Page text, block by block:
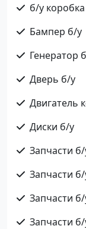
б/у
Бампер б/у
Генератор
Дверь б/у
Двигатель
Диски б/у
Запчасти б/
Запчасти
Запчасти б/
Запчасти